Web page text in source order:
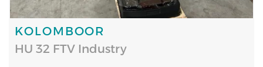
KOLOMBOOR
HU 32 FTV Industry